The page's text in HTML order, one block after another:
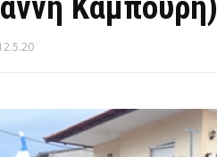
Καμπούρη)